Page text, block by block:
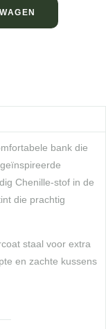
bank die
Chenille-stof in de
die prachtig
staal voor extra
en zachte kussens